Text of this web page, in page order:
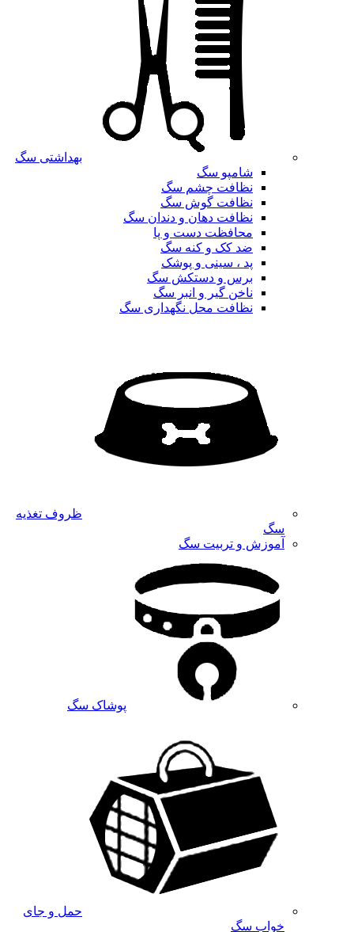
بهداشتی سگ
شامپو سگ
نظافت چشم سگ
نظافت گوش سگ
نظافت دهان و دندان سگ
محافظت دست و پا
ضد کک و کنه سگ
پد ، سینی و پوشک
برس و دستکش سگ
ناخن گیر و انبر سگ
نظافت محل نگهداری سگ
ظروف تغذیه
سگ
آموزش و تربیت سگ
پوشاک سگ
حمل و جای
خواب سگ